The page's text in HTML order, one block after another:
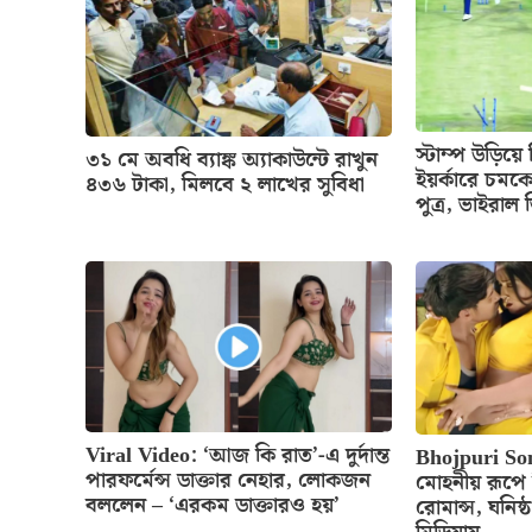
৩১ মে অবধি ব্যাঙ্ক অ্যাকাউন্টে রাখুন
৪৩৬ টাকা, মিলবে ২ লাখের সুবিধা
স্টাম্প
ইয়র্কারে
পুত্র, ভাইরাল
Viral Video: ‘আজ কি রাত’-এ দুর্দান্ত
পারফর্মেন্স ডাক্তার নেহার, লোকজন
বললেন – ‘এরকম ডাক্তারও হয়’
Bhojpuri
মোহনীয় রূপে
রোমান্স,